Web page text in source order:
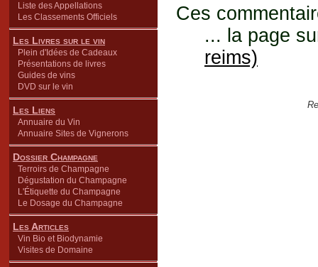
Liste des Appellations
Les Classements Officiels
Les Livres sur le vin
Plein d'Idées de Cadeaux
Présentations de livres
Guides de vins
DVD sur le vin
Les Liens
Annuaire du Vin
Annuaire Sites de Vignerons
Dossier Champagne
Terroirs de Champagne
Dégustation du Champagne
L'Étiquette du Champagne
Le Dosage du Champagne
Les Articles
Vin Bio et Biodynamie
Visites de Domaine
Ces
... la page
reims)